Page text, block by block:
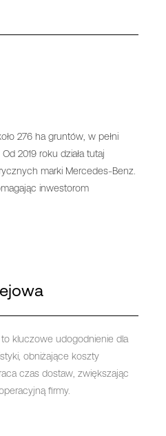
276 ha gruntów, w pełni
2019 roku działa tutaj
marki Mercedes-Benz.
inwestorom
to kluczowe udogodnienie dla
obniżające koszty
czas dostaw, zwiększając
firmy.